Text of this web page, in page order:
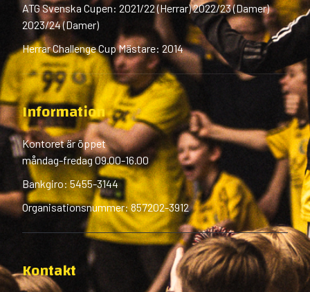
ATG Svenska Cupen: 2021/22 (Herrar) 2022/23 (Damer)
2023/24 (Damer)
Herrar Challenge Cup Mästare: 2014
Information
Kontoret är öppet
måndag-fredag 09.00-16.00
Bankgiro: 5455-3144
Organisationsnummer: 857202-3912
Kontakt